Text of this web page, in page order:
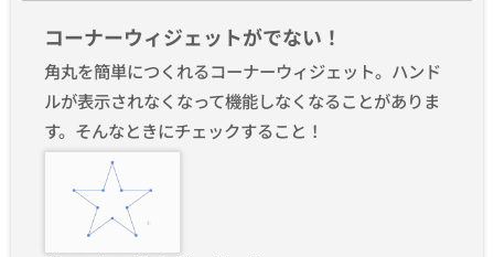
コーナーウィジェットがでない！
角丸を簡単につくれるコーナーウィジェット。ハンド
ルが表示されなくなって機能しなくなることがありま
す。そんなときにチェックすること！